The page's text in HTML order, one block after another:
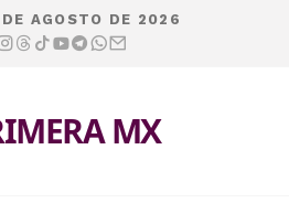
AGOSTO DE 2026
MX